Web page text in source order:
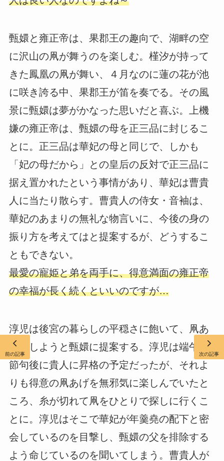
甄嬛と雍正帝は、果郡王の趣向で、湖畔の空
に沢山の凧が舞うのを楽しむ。槿汐が持って
きた鳳凰の凧が舞い、４月なのに蓮の花が池
に咲き誇る中、果郡王が笛を奏でる。その風
景に甄嬛は夢がかなった思いだと喜ぶ。上機
嫌の雍正帝は、甄嬛の母を正三品に封じるこ
とに。正三品は華妃の母と同じで、しかも
「妃の母だから」との皇后の反対で正三品に
据え置かれたという事情があり、華妃は曹貴
人に当たり散らす。曹貴人の侍女・音袖は、
華妃のあまりの無礼な物言いに、今後の身の
振り方を考えてはと提案するが、どうするこ
ともできない。
最愛の寵姫と弟を両手に、得意満面の雍正帝
の幸福が長く続くといいのですが…
淳児は後宮の暮らしの平穏さに飽いて、凧あ
げをしようと甄嬛に提案する。淳児は端午の
節句後に貴人に昇格の予定だったが、それよ
りも得意の凧あげを無邪気に楽しんでいたと
ころ、糸が切れて凧をひとりで探しに行くこ
とに。淳児はそこで華妃が年羹堯の配下と密
会しているのを目撃し、甄嬛の父を排除する
よう命じているのを聞いてしまう。曹貴人が
前の記事 次の記事